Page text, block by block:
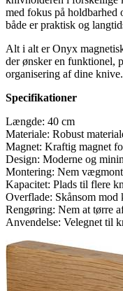
med fokus på holdbarhed
både er praktisk og
Alt i alt er Onyx
der ønsker en funktionel,
organisering af dine knive.
Specifikationer
Længde: 40 cm
Materiale: Robust
Magnet: Kraftig magnet
Design: Moderne og
Montering: Nem
Kapacitet: Plads til flere
Overflade: Skånsom mod
Rengøring: Nem at tørre
Anvendelse: Velegnet til